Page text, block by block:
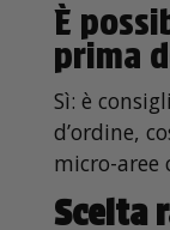
È
prima
Sì: è
d’ordine,
micro-aree
Scelta